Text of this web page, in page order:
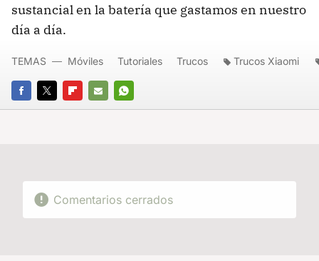
sustancial en la batería que gastamos en nuestro
día a día.
FACEBOOK
TWITTERFLIPBOARD
E-
WHATSAPP
TEMAS Móviles Tutoriales Trucos Trucos Xiaomi
Comentarios cerrados